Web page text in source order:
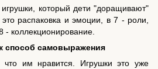
который дети "доращивают"
распаковка и эмоции, в 7 - роли,
коллекционирование.
способ самовыражения
что им нравится. Игрушки это уже